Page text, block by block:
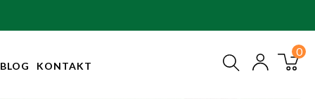
BLOG KONTAKT